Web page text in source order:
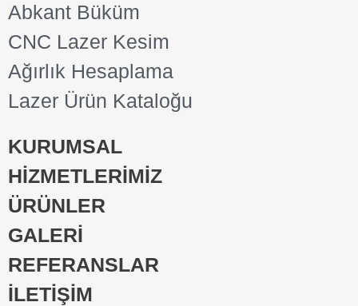
Abkant Büküm
CNC Lazer Kesim
Ağırlık Hesaplama
Lazer Ürün Kataloğu
KURUMSAL
HİZMETLERİMİZ
ÜRÜNLER
GALERİ
REFERANSLAR
İLETİŞİM